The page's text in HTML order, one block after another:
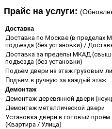
​Прайс на услуги:
Доставка
Доставка по Москве (в пределах
подъезда (без установки) /
Доставка за пределы МКАД
подъезда (без установки)
Подъём двери на этаж грузовым
Подъем в ручную за каждый этаж
Демонтаж
Демонтаж деревянной двери
Демонтаж металлической двери
Установка двери в готовый проём
(Квартира / Улица)